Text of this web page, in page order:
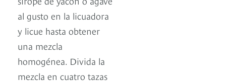
al gusto en la licuadora
y licue hasta obtener
una mezcla
homogénea. Divida la
mezcla en cuatro tazas